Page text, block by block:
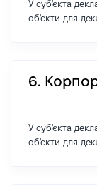
У суб'єкта
об'єкти для
6.
У суб'єкта
об'єкти для